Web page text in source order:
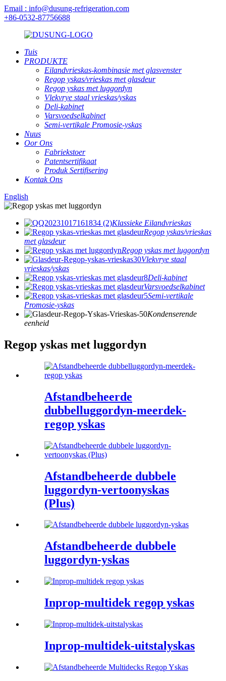
Email : info@dusung-refrigeration.com
+86-0532-87756688
Tuis
PRODUKTE
Eilandvrieskas-kombinasie met glasvenster
Regop yskas/vrieskas met glasdeur
Regop yskas met luggordyn
Vlekvrye staal vrieskas/yskas
Deli-kabinet
Varsvoedselkabinet
Semi-vertikale Promosie-yskas
Nuus
Oor Ons
Fabriekstoer
Patentsertifikaat
Produk Sertifisering
Kontak Ons
English
Klassieke Eilandvrieskas
Regop yskas/vrieskas
met glasdeur
Regop yskas met luggordyn
Vlekvrye staal
vrieskas/yskas
Deli-kabinet
Varsvoedselkabinet
Semi-vertikale
Promosie-yskas
Kondenserende
eenheid
Regop yskas met luggordyn
Afstandbeheerde
dubbelluggordyn-meerdek-
regop yskas
Afstandbeheerde dubbele
luggordyn-vertoonyskas
(Plus)
Afstandbeheerde dubbele
luggordyn-yskas
Inprop-multidek regop yskas
Inprop-multidek-uitstalyskas